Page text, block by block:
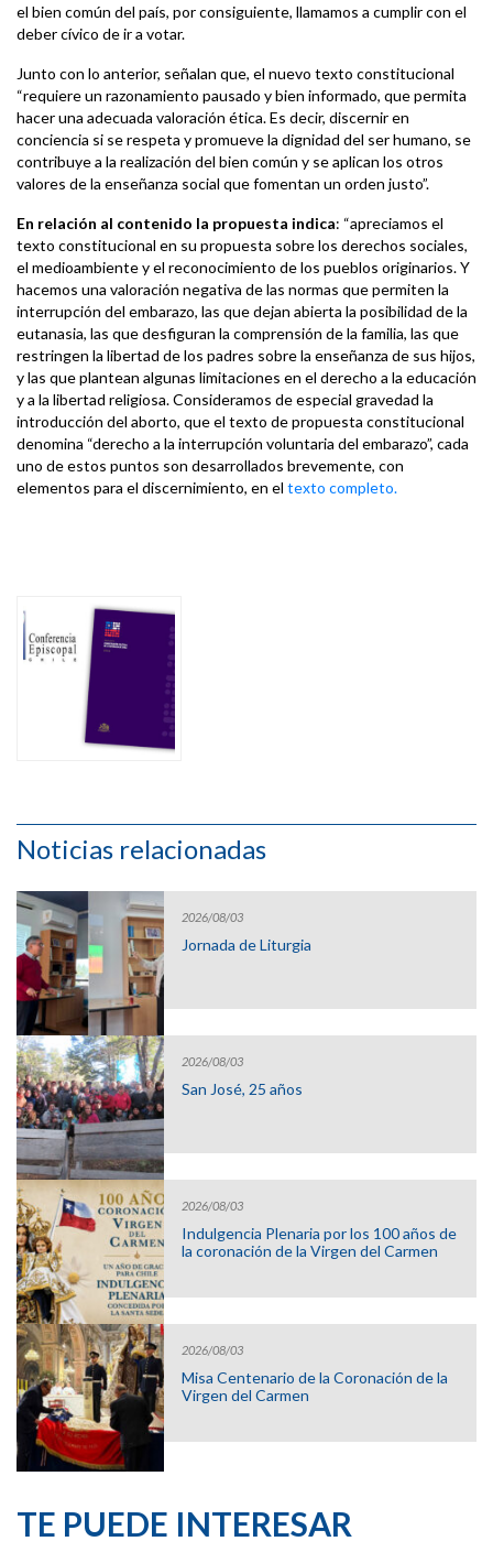
el bien común del país, por consiguiente, llamamos a cumplir con el
deber cívico de ir a votar.
Junto con lo anterior, señalan que, el nuevo texto constitucional
“requiere un razonamiento pausado y bien informado, que permita
hacer una adecuada valoración ética. Es decir, discernir en
conciencia si se respeta y promueve la dignidad del ser humano, se
contribuye a la realización del bien común y se aplican los otros
valores de la enseñanza social que fomentan un orden justo”.
En relación al contenido la propuesta indica: “apreciamos el
texto constitucional en su propuesta sobre los derechos sociales,
el medioambiente y el reconocimiento de los pueblos originarios. Y
hacemos una valoración negativa de las normas que permiten la
interrupción del embarazo, las que dejan abierta la posibilidad de la
eutanasia, las que desfiguran la comprensión de la familia, las que
restringen la libertad de los padres sobre la enseñanza de sus hijos,
y las que plantean algunas limitaciones en el derecho a la educación
y a la libertad religiosa. Consideramos de especial gravedad la
introducción del aborto, que el texto de propuesta constitucional
denomina “derecho a la interrupción voluntaria del embarazo”, cada
uno de estos puntos son desarrollados brevemente, con
elementos para el discernimiento, en el texto completo.
Noticias relacionadas
2026/08/03
Jornada de Liturgia
2026/08/03
San José, 25 años
2026/08/03
Indulgencia Plenaria por los 100 años de
la coronación de la Virgen del Carmen
2026/08/03
Misa Centenario de la Coronación de la
Virgen del Carmen
TE PUEDE INTERESAR